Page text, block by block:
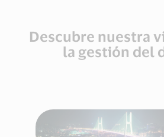
pago³.
Descubre nuestra
la gestión del